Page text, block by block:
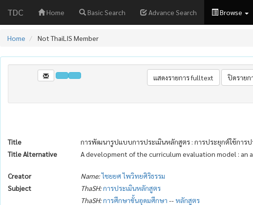
TDC Home Basic Search Advance Search Browse
Home Not ThaiLIS Member
Title
การพัฒนารูปแบบการประเมินหลักสูตร : การประยุกต์ใช้การป
Title Alternative
A development of the curriculum evaluation model : an
Creator Name:ไชยยศ ไพวิทยศิริธรรม
Subject
ThaSH:การประเมินหลักสูตร
ThaSH:การศึกษาขั้นอุดมศึกษา --หลักสูตร